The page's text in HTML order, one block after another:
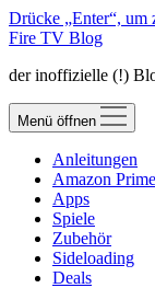
Drücke „Enter“, um
Fire TV Blog
der inoffizielle (!)
Menü öffnen
Anleitungen
Amazon
Apps
Spiele
Zubehör
Sideloading
Deals